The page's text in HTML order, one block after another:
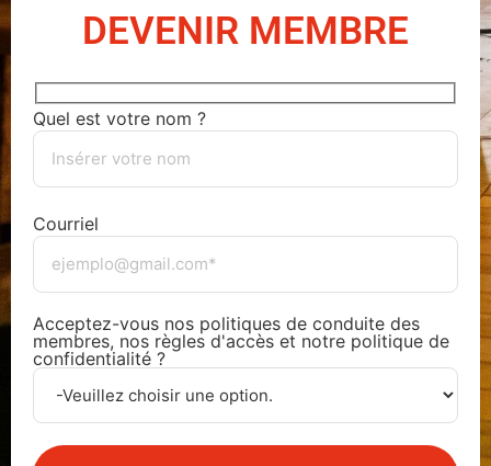
DEVENIR MEMBRE
Quel est votre nom ?
Courriel
Acceptez-vous nos politiques de conduite des
membres, nos règles d'accès et notre politique de
confidentialité ?